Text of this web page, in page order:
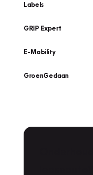
Labels
GRIP Expert
E-Mobility
GroenGedaan